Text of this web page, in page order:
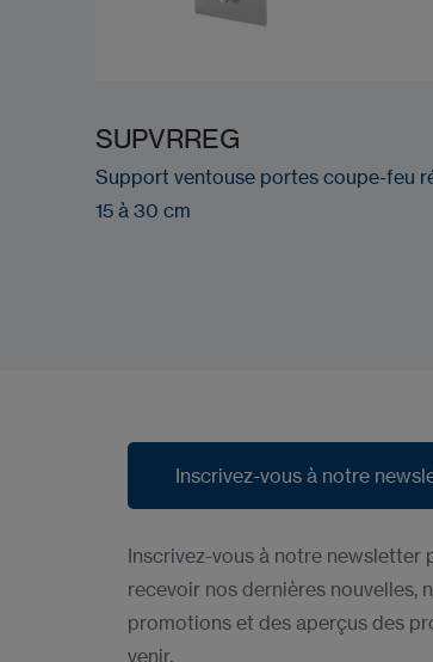
SUPVRREG
Support ventouse portes coupe-feu
15 à 30 cm
Inscrivez-vous à notre
Inscrivez-vous à notre
Inscrivez-vous à notre newsletter
recevoir nos dernières nouvelles,
promotions et des aperçus des
venir.